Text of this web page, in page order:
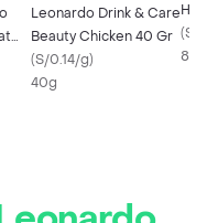
Leonardo Drink & Care
Beauty Chicken 40 Gr
(S/0.14/g)
40g
(S/
85